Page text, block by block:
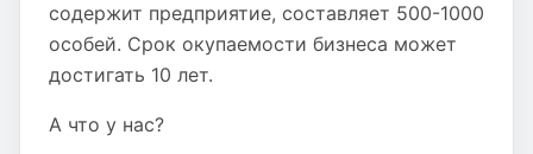
содержит предприятие, составляет 500-1000
особей. Срок окупаемости бизнеса может
достигать 10 лет.
А что у нас?